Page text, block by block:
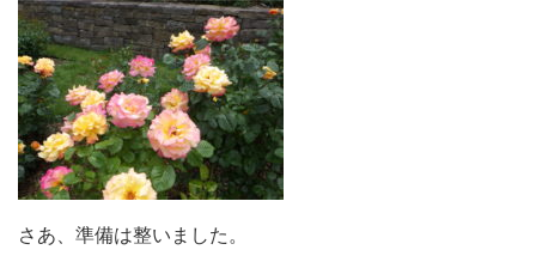
さあ、準備は整いました。